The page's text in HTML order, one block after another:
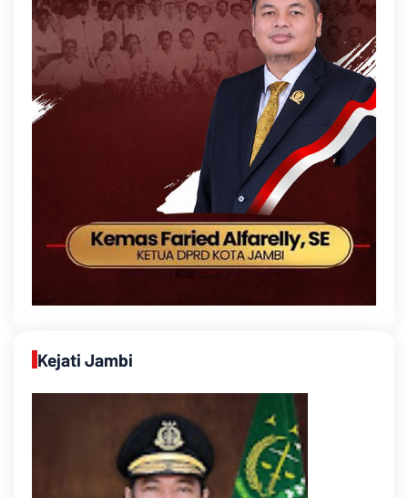
Kejati Jambi